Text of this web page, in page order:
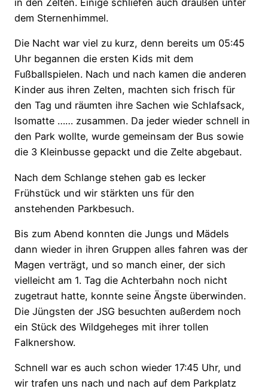
in den Zelten. Einige schliefen auch draußen unter
dem Sternenhimmel.
Die Nacht war viel zu kurz, denn bereits um 05:45
Uhr begannen die ersten Kids mit dem
Fußballspielen. Nach und nach kamen die anderen
Kinder aus ihren Zelten, machten sich frisch für
den Tag und räumten ihre Sachen wie Schlafsack,
Isomatte …… zusammen. Da jeder wieder schnell in
den Park wollte, wurde gemeinsam der Bus sowie
die 3 Kleinbusse gepackt und die Zelte abgebaut.
Nach dem Schlange stehen gab es lecker
Frühstück und wir stärkten uns für den
anstehenden Parkbesuch.
Bis zum Abend konnten die Jungs und Mädels
dann wieder in ihren Gruppen alles fahren was der
Magen verträgt, und so manch einer, der sich
vielleicht am 1. Tag die Achterbahn noch nicht
zugetraut hatte, konnte seine Ängste überwinden.
Die Jüngsten der JSG besuchten außerdem noch
ein Stück des Wildgeheges mit ihrer tollen
Falknershow.
Schnell war es auch schon wieder 17:45 Uhr, und
wir trafen uns nach und nach auf dem Parkplatz